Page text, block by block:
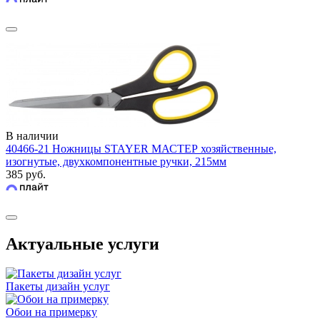
В наличии
40466-21 Ножницы STAYER МАСТЕР хозяйственные,
изогнутые, двухкомпонентные ручки, 215мм
385 руб.
Актуальные услуги
Пакеты дизайн услуг
Обои на примерку